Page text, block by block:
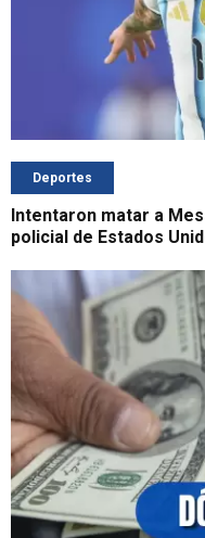
Deportes
Intentaron matar a
policial de Estados